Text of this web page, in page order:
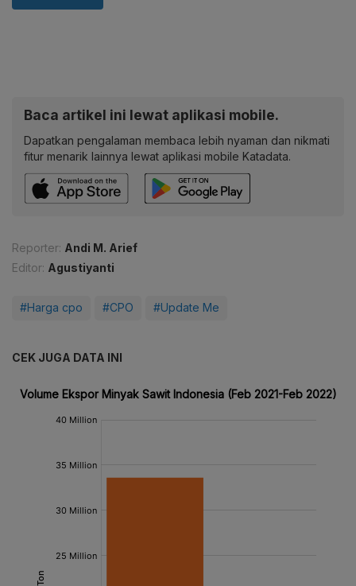
Baca artikel ini lewat aplikasi mobile.
Dapatkan pengalaman membaca lebih nyaman dan nikmati
fitur menarik lainnya lewat aplikasi mobile Katadata.
Reporter: Andi M. Arief
Editor: Agustiyanti
#Harga cpo #CPO #Update Me
CEK JUGA DATA INI